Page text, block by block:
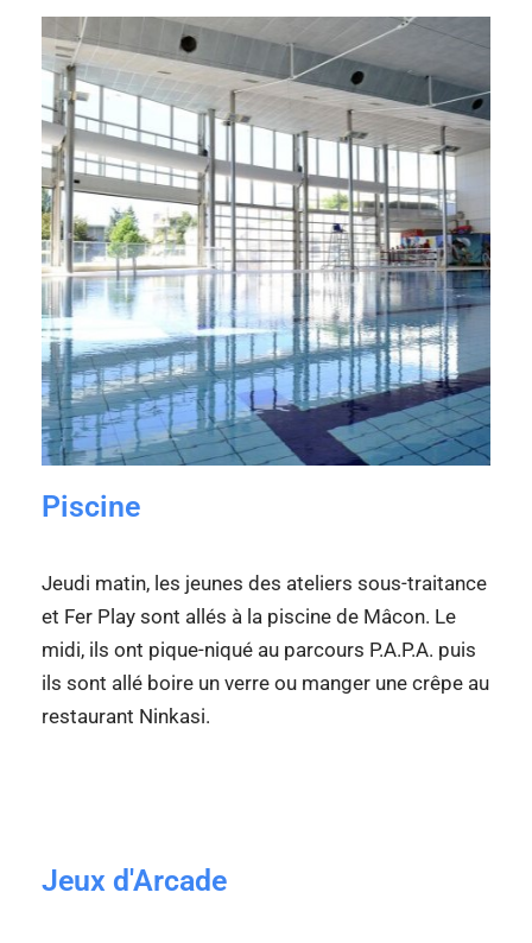
Piscine
Jeudi matin, les jeunes des ateliers sous-traitance
et Fer Play sont allés à la piscine de Mâcon. Le
midi, ils ont pique-niqué au parcours P.A.P.A. puis
ils sont allé boire un verre ou manger une crêpe au
restaurant Ninkasi.
Jeux d'Arcade